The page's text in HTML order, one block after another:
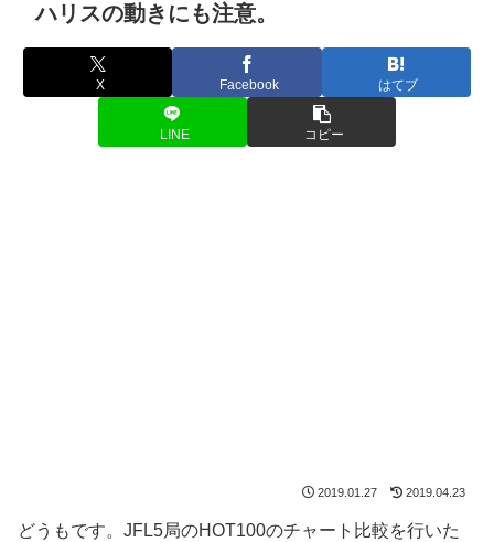
ハリスの動きにも注意。
X Facebook はてブ
LINE コピー
2019.01.27 2019.04.23
どうもです。JFL5局のHOT100のチャート比較を行いた